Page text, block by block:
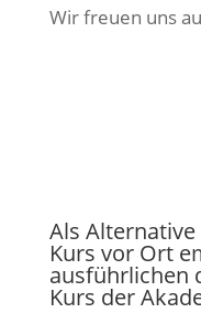
Wir freuen uns
Als
Kurs vor Ort
ausführlichen
Kurs der